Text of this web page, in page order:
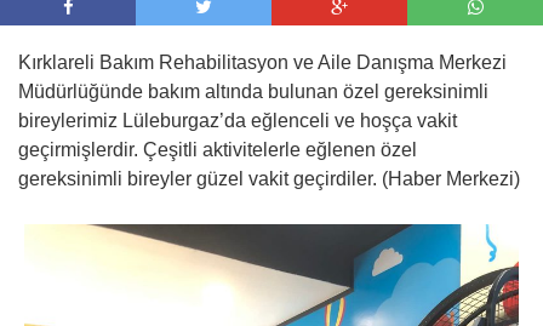
Kırklareli Bakım Rehabilitasyon ve Aile Danışma Merkezi
Müdürlüğünde bakım altında bulunan özel gereksinimli
bireylerimiz Lüleburgaz’da eğlenceli ve hoşça vakit
geçirmişlerdir. Çeşitli aktivitelerle eğlenen özel
gereksinimli bireyler güzel vakit geçirdiler. (Haber Merkezi)